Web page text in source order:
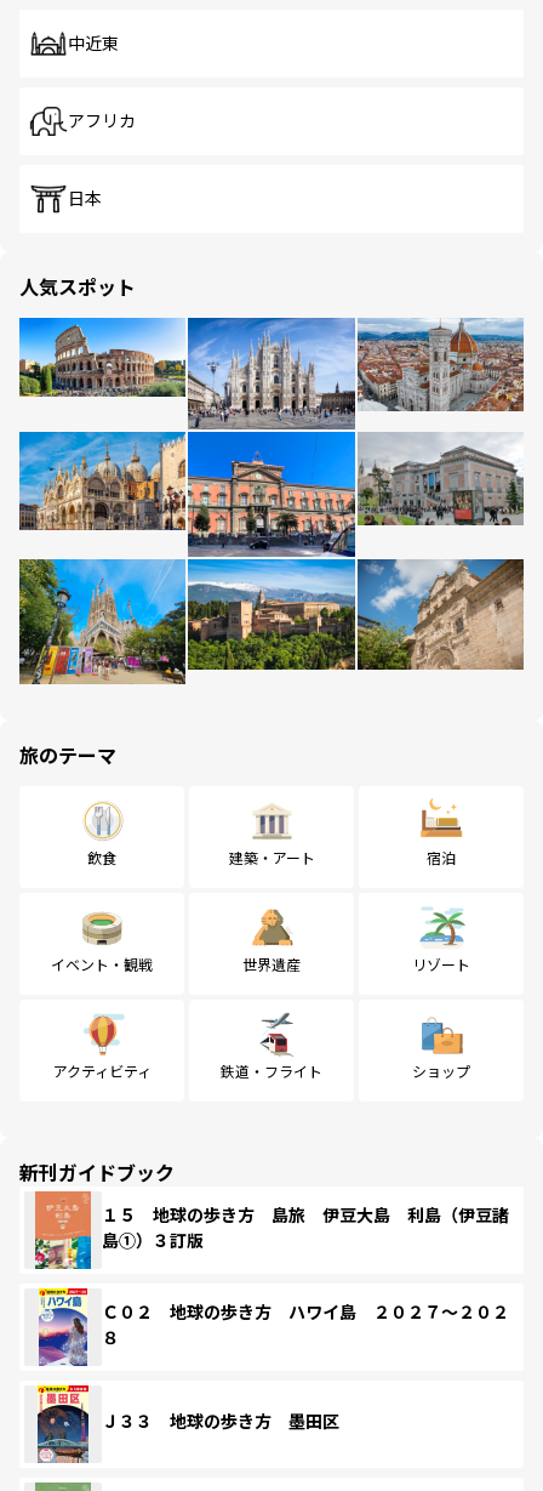
中近東
アフリカ
日本
人気スポット
旅のテーマ
飲食 建築・アート 宿泊
イベント・観戦 世界遺産 リゾート
アクティビティ 鉄道・フライト ショップ
新刊ガイドブック
１５ 地球の歩き方 島旅 伊豆大島 利島（伊豆諸
島①）３訂版
Ｃ０２ 地球の歩き方 ハワイ島 ２０２７～２０２
８
Ｊ３３ 地球の歩き方 墨田区